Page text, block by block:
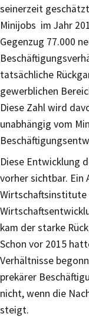
seinerzeit
Minijobs im Jahr
Gegenzug 77.000
tatsächliche
gewerblichen
Diese Zahl wird
unabhängig vom
Diese Entwicklung
vorher sichtbar. Ein
Wirtschaftsinstitute
kam der starke
Schon vor 2015
Verhältnisse
prekärer
nicht, wenn die
steigt.